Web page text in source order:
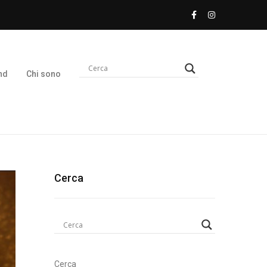
Chi sono
Cerca
Cerca